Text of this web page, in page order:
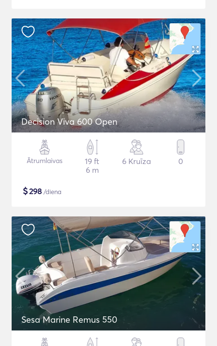
Decision Viva 600 Open
Ātrumlaivas
19 ft
6 m
6 Kruīza 0
$298 /diena
Sesa Marine Remus 550